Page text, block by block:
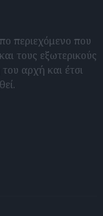
περιεχόμενο που
τους εξωτερικούς
αρχή και έτσι